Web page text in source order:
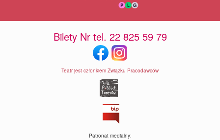
Bilety Nr tel. 22 825 59 79
Teatr jest członkiem Związku Pracodawców
Patronat medialny: